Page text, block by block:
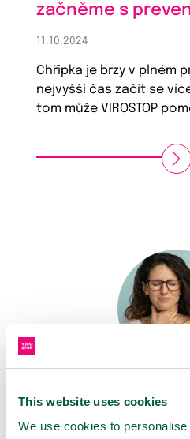
This website uses cookies
We use cookies to
začněme s
11.10.2024
Chřipka je brzy v plném
nejvyšší čas začít se
tom může VIROSTOP
Jak si pomoci při
10.10.2024